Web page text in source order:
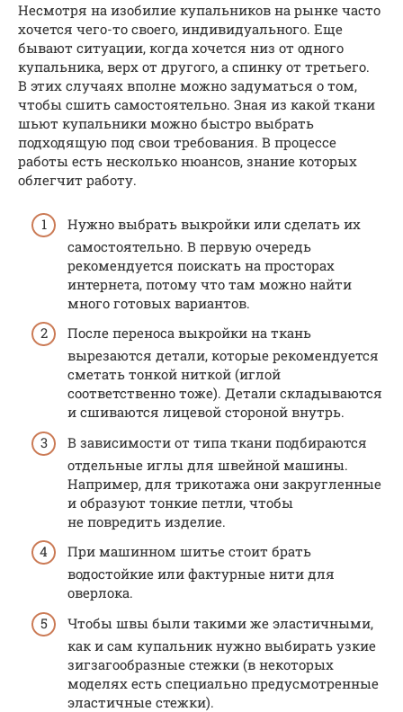
Несмотря на изобилие купальников на рынке часто
хочется чего-то своего, индивидуального. Еще
бывают ситуации, когда хочется низ от одного
купальника, верх от другого, а спинку от третьего.
В этих случаях вполне можно задуматься о том,
чтобы сшить самостоятельно. Зная из какой ткани
шьют купальники можно быстро выбрать
подходящую под свои требования. В процессе
работы есть несколько нюансов, знание которых
облегчит работу.
Нужно выбрать выкройки или сделать их
самостоятельно. В первую очередь
рекомендуется поискать на просторах
интернета, потому что там можно найти
много готовых вариантов.
После переноса выкройки на ткань
вырезаются детали, которые рекомендуется
сметать тонкой ниткой (иглой
соответственно тоже). Детали складываются
и сшиваются лицевой стороной внутрь.
В зависимости от типа ткани подбираются
отдельные иглы для швейной машины.
Например, для трикотажа они закругленные
и образуют тонкие петли, чтобы
не повредить изделие.
При машинном шитье стоит брать
водостойкие или фактурные нити для
оверлока.
Чтобы швы были такими же эластичными,
как и сам купальник нужно выбирать узкие
зигзагообразные стежки (в некоторых
моделях есть специально предусмотренные
эластичные стежки).